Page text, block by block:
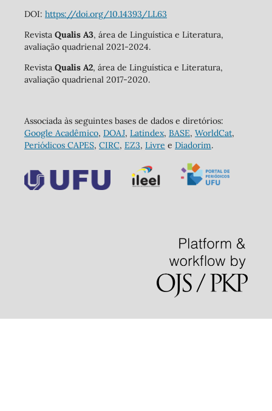
DOI: https://doi.org/10.14393/LL63
Revista Qualis A3, área de Linguística e Literatura,
avaliação quadrienal 2021-2024.
Revista Qualis A2, área de Linguística e Literatura,
avaliação quadrienal 2017-2020.
Associada às seguintes bases de dados e diretórios:
Google Acadêmico, DOAJ, Latindex, BASE, WorldCat,
Periódicos CAPES, CIRC, EZ3, Livre e Diadorim.